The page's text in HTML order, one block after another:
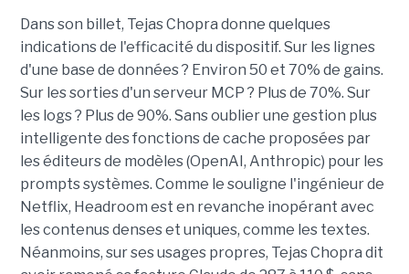
Dans son billet, Tejas Chopra donne quelques
indications de l'efficacité du dispositif. Sur les lignes
d'une base de données ? Environ 50 et 70% de gains.
Sur les sorties d'un serveur MCP ? Plus de 70%. Sur
les logs ? Plus de 90%. Sans oublier une gestion plus
intelligente des fonctions de cache proposées par
les éditeurs de modèles (OpenAI, Anthropic) pour les
prompts systèmes. Comme le souligne l'ingénieur de
Netflix, Headroom est en revanche inopérant avec
les contenus denses et uniques, comme les textes.
Néanmoins, sur ses usages propres, Tejas Chopra dit